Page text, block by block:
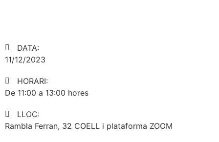
DATA:
11/12/2023
HORARI:
De 11:00 a 13:00 hores
LLOC:
Rambla Ferran, 32 COELL i plataforma ZOOM